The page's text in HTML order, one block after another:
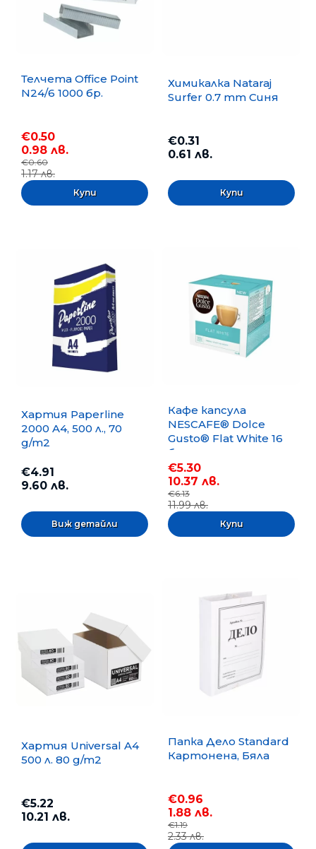
Телчета Office Point
N24/6 1000 бр.
€0.50
0.98 лв.
€0.60
1.17 лв.
Химикалка Nataraj
Surfer 0.7 mm Синя
€0.31
0.61 лв.
Хартия Paperline
2000 A4, 500 л., 70
g/m2
€4.91
9.60 лв.
Виж детайли
Кафе капсула
NESCAFE® Dolce
Gusto® Flat White 16
бр.
€5.30
10.37 лв.
€6.13
11.99 лв.
Хартия Universal A4
500 л. 80 g/m2
€5.22
10.21 лв.
Папка Дело Standard
Картонена, Бяла
€0.96
1.88 лв.
€1.19
2.33 лв.